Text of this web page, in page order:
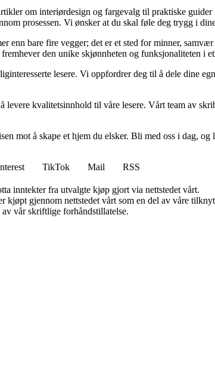
om interiørdesign og fargevalg til praktiske
prosessen. Vi ønsker at du skal føle deg trygg i
enn bare fire vegger; det er et sted for minner,
den unike skjønnheten og funksjonaliteten i
lesere. Vi oppfordrer deg til å dele dine
kvalitetsinnhold til våre lesere. Vårt team av
mot å skape et hjem du elsker. Bli med oss i dag,
TikTok Mail
RSS
inntekter fra utvalgte kjøp gjort via nettstedet vårt.
gjennom nettstedet vårt som en del av våre
vår skriftlige forhåndstillatelse.